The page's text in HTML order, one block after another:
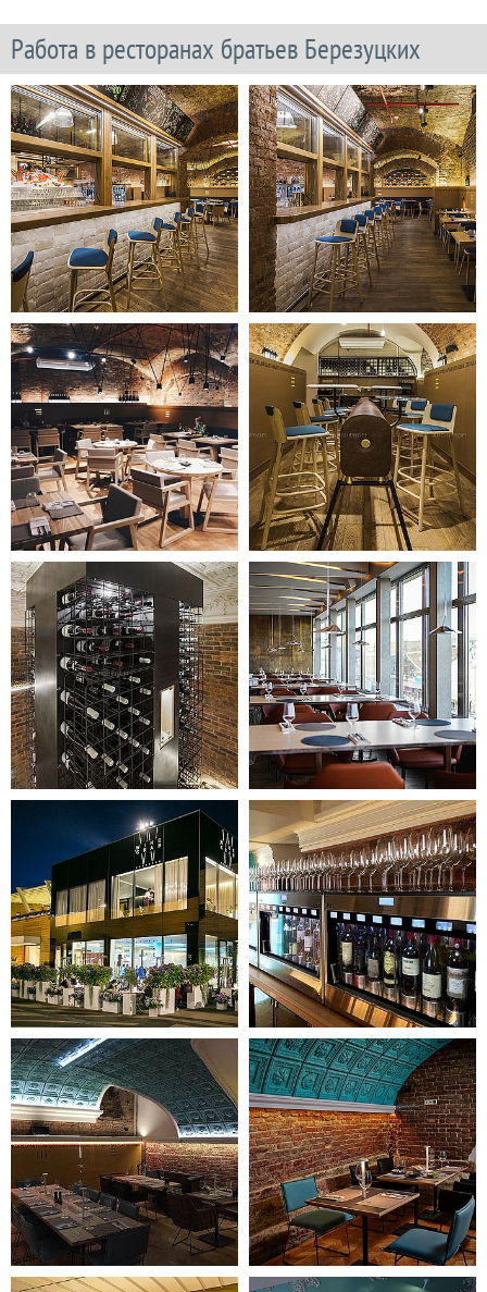
Работа в ресторанах братьев Березуцких